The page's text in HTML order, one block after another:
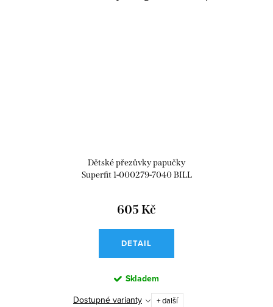
Dětské přezůvky papučky
Superfit 1-000279-7040 BILL
605 Kč
DETAIL
Skladem
Dostupné varianty + další